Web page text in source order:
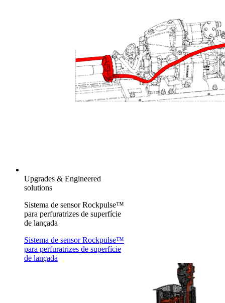
Upgrades & Engineered
solutions
Sistema de sensor Rockpulse™
para perfuratrizes de superfície
de lançada
Sistema de sensor Rockpulse™
para perfuratrizes de superfície
de lançada